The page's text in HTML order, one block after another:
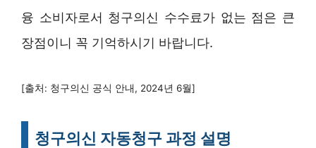
융 소비자로서 청구의신 수수료가 없는 점은 큰
장점이니 꼭 기억하시기 바랍니다.
[출처: 청구의신 공식 안내, 2024년 6월]
청구의신 자동청구 과정 설명